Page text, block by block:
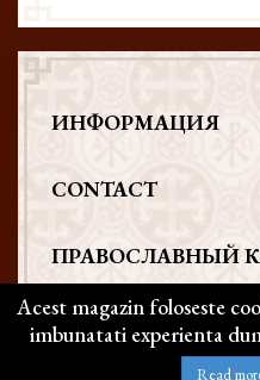
ИНФОРМАЦИЯ
CONTACT
ПРАВОСЛАВНЫЙ
Copyright @ 2026 |
Acest magazin foloseste
imbunatati experienta
Read